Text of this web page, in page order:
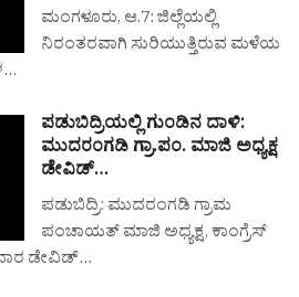
ಮಂಗಳೂರು, ಆ.7: ಜಿಲ್ಲೆಯಲ್ಲಿ
ನಿರಂತರವಾಗಿ ಸುರಿಯುತ್ತಿರುವ ಮಳೆಯ
ಪಡುಬಿದ್ರಿಯಲ್ಲಿ ಗುಂಡಿನ ದಾಳಿ:
ಮುದರಂಗಡಿ ಗ್ರಾ.ಪಂ. ಮಾಜಿ ಅಧ್ಯಕ್ಷ
ಡೇವಿಡ್…
ಪಡುಬಿದ್ರಿ: ಮುದರಂಗಡಿ ಗ್ರಾಮ
ಪಂಚಾಯತ್ ಮಾಜಿ ಅಧ್ಯಕ್ಷ, ಕಾಂಗ್ರೆಸ್
ಡೇವಿಡ್…